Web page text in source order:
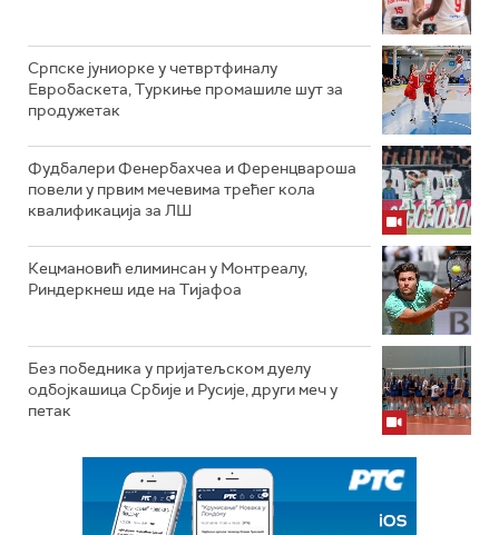
Српске јуниорке у четвртфиналу
Евробаскета, Туркиње промашиле шут за
продужетак
Фудбалери Фенербахчеа и Ференцвароша
повели у првим мечевима трећег кола
квалификација за ЛШ
Кецмановић елиминсан у Монтреалу,
Риндеркнеш иде на Тијафоа
Без победника у пријатељском дуелу
одбојкашица Србије и Русије, други меч у
петак